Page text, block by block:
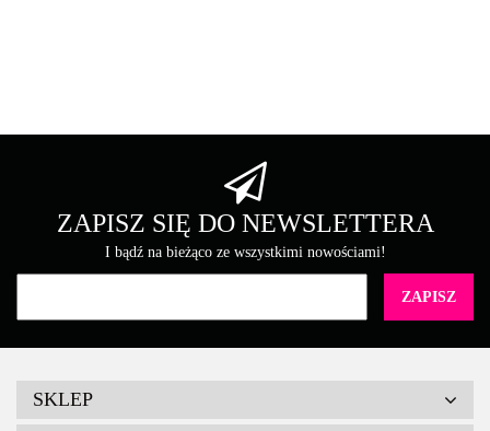
Brother
ZAPISZ SIĘ DO NEWSLETTERA
I bądź na bieżąco ze wszystkimi nowościami!
SKLEP